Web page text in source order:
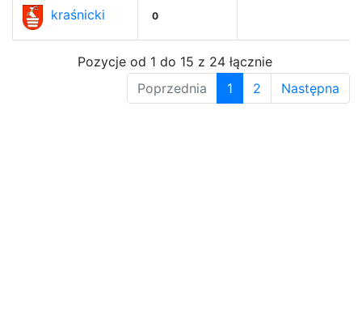
kraśnicki 0
Pozycje od 1 do 15 z 24 łącznie
Poprzednia
1 2 Następna